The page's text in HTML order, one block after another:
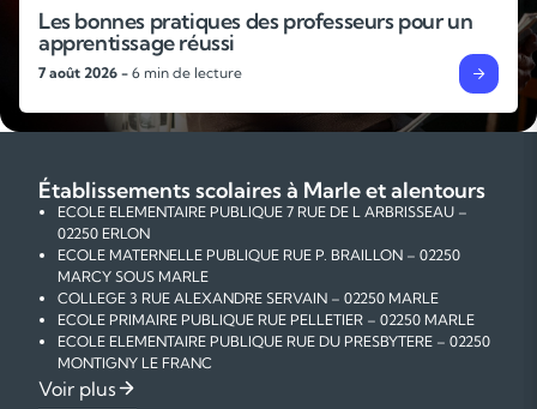
Les bonnes pratiques des professeurs pour un
apprentissage réussi
7 août 2026 - 6 min de lecture
Établissements scolaires à Marle et alentours
ECOLE ELEMENTAIRE PUBLIQUE 7 RUE DE L ARBRISSEAU –
02250 ERLON
ECOLE MATERNELLE PUBLIQUE RUE P. BRAILLON – 02250
MARCY SOUS MARLE
COLLEGE 3 RUE ALEXANDRE SERVAIN – 02250 MARLE
ECOLE PRIMAIRE PUBLIQUE RUE PELLETIER – 02250 MARLE
ECOLE ELEMENTAIRE PUBLIQUE RUE DU PRESBYTERE – 02250
MONTIGNY LE FRANC
ECOLE PRIMAIRE PUBLIQUE 2 RUE DE LA GARE – 02250
Voir plus